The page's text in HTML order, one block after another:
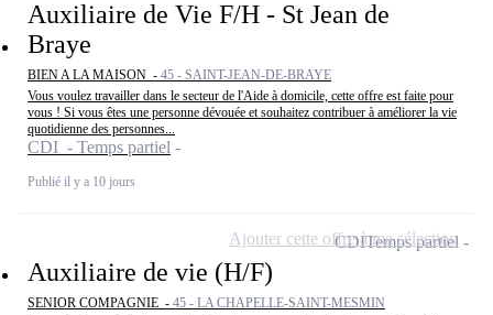
Auxiliaire de Vie F/H - St Jean de
Braye
BIEN A LA MAISON - 45 - SAINT-JEAN-DE-BRAYE
Vous voulez travailler dans le secteur de l'Aide à domicile, cette offre est faite pour
vous ! Si vous êtes une personne dévouée et souhaitez contribuer à améliorer la vie
quotidienne des personnes...
CDI - Temps partiel
Publié il y a 10 jours
Auxiliaire de vie (H/F)
SENIOR COMPAGNIE - 45 - LA CHAPELLE-SAINT-MESMIN
CDITemps partiel
Ajouter cette offre à ma sélection